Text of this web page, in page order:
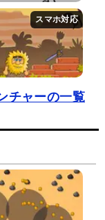
チャーの一覧